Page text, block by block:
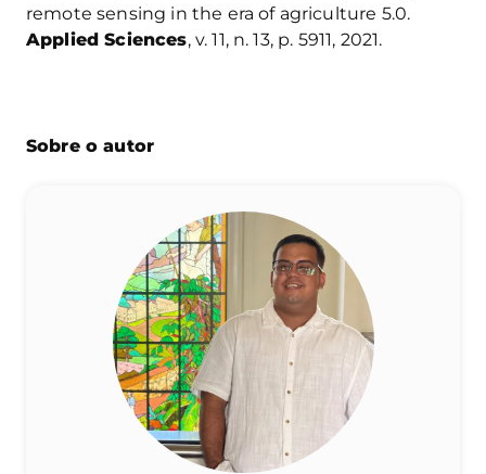
remote sensing in the era of agriculture 5.0.
Applied Sciences, v. 11, n. 13, p. 5911, 2021.
Sobre o autor